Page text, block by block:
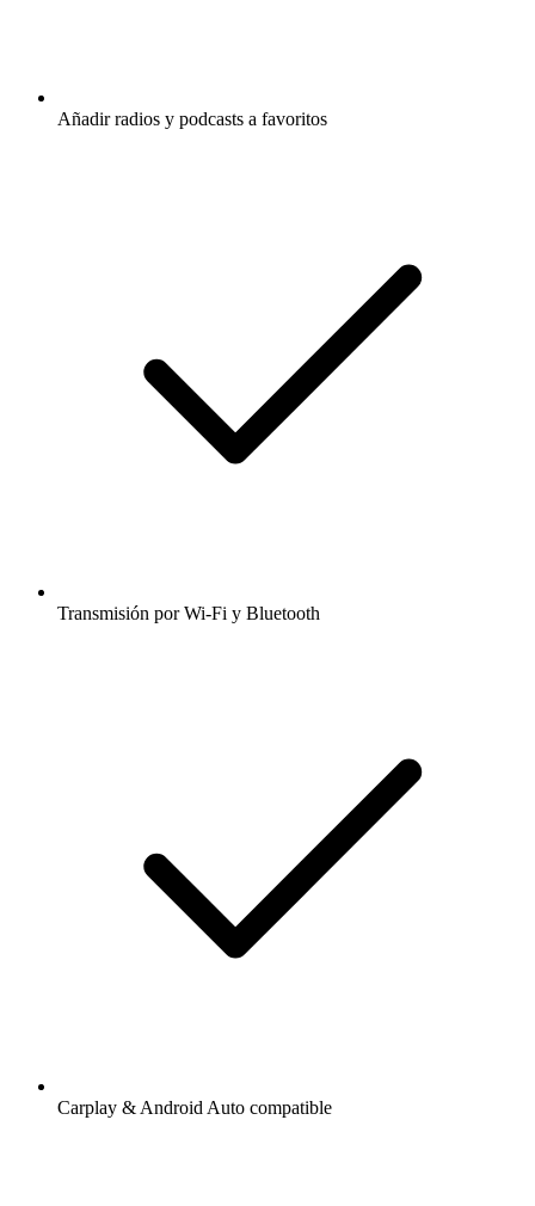
Añadir radios y podcasts a favoritos
Transmisión por Wi-Fi y Bluetooth
Carplay & Android Auto compatible